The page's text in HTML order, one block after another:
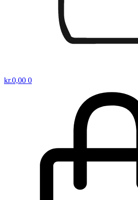
kr.0,00 0